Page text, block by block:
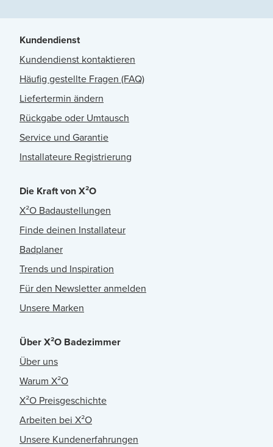
Kundendienst
Kundendienst kontaktieren
Häufig gestellte Fragen (FAQ)
Liefertermin ändern
Rückgabe oder Umtausch
Service und Garantie
Installateure Registrierung
Die Kraft von X²O
X²O Badaustellungen
Finde deinen Installateur
Badplaner
Trends und Inspiration
Für den Newsletter anmelden
Unsere Marken
Über X²O Badezimmer
Über uns
Warum X²O
X²O Preisgeschichte
Arbeiten bei X²O
Unsere Kundenerfahrungen